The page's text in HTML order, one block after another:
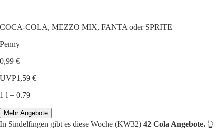
COCA-COLA, MEZZO MIX, FANTA oder SPRITE
Penny
0,99 €
UVP1,59 €
1 l = 0.79
Mehr Angebote
In Sindelfingen gibt es diese Woche (KW32) 42 Cola Angebote. 👆